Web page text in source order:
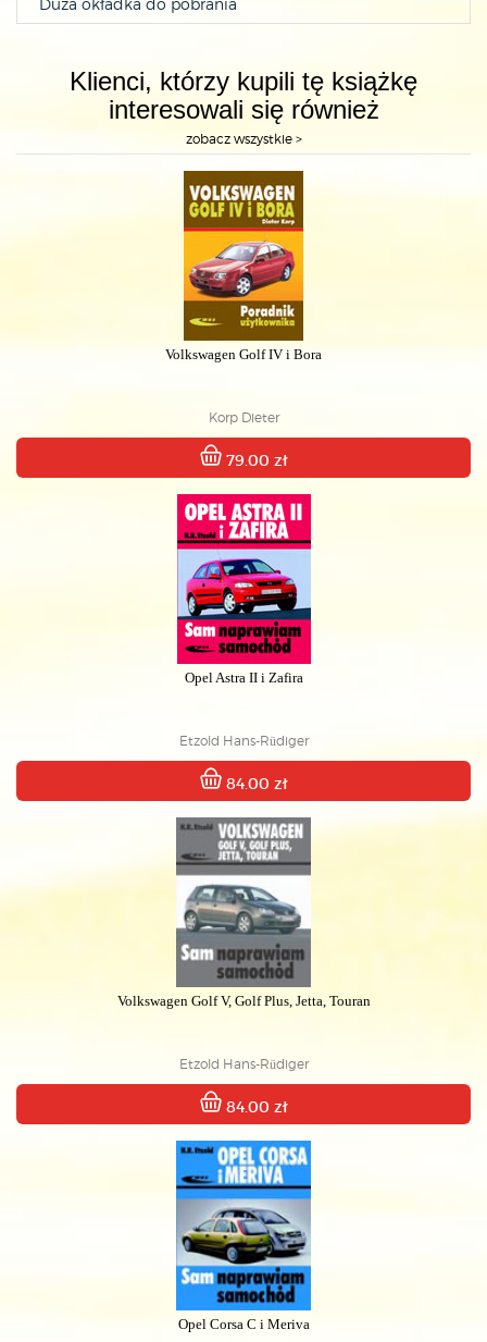
Duża okładka do pobrania
Klienci, którzy kupili tę książkę
interesowali się również
zobacz wszystkie >
Volkswagen Golf IV i Bora
Korp Dieter
79.00 zł
Opel Astra II i Zafira
Etzold Hans-Rüdiger
84.00 zł
Volkswagen Golf V, Golf Plus, Jetta, Touran
Etzold Hans-Rüdiger
84.00 zł
Opel Corsa C i Meriva